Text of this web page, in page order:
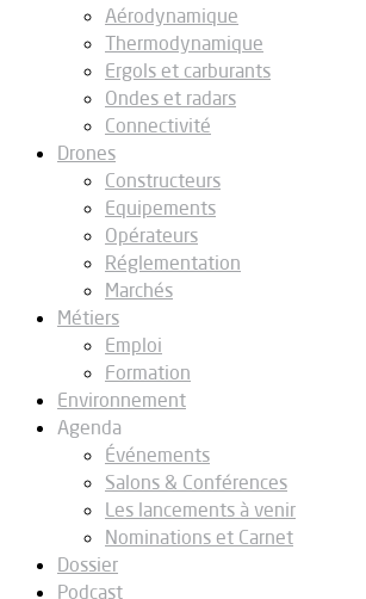
Aérodynamique
Thermodynamique
Ergols et carburants
Ondes et radars
Connectivité
Drones
Constructeurs
Equipements
Opérateurs
Réglementation
Marchés
Métiers
Emploi
Formation
Environnement
Agenda
Événements
Salons & Conférences
Les lancements à venir
Nominations et Carnet
Dossier
Podcast